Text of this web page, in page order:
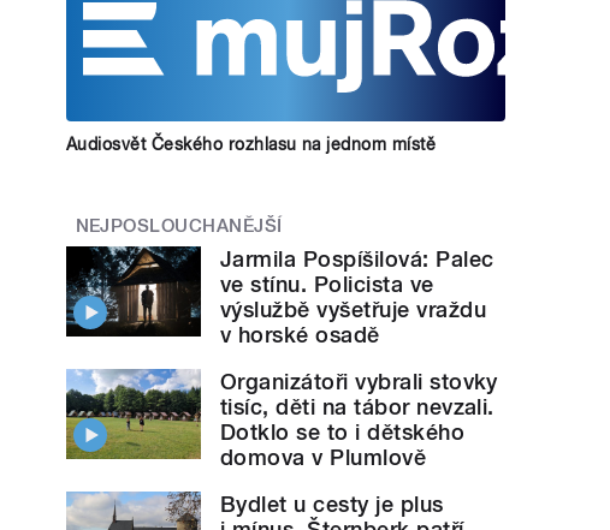
Audiosvět Českého rozhlasu na jednom místě
NEJPOSLOUCHANĚJŠÍ
Jarmila Pospíšilová: Palec
ve stínu. Policista ve
výslužbě vyšetřuje vraždu
v horské osadě
Organizátoři vybrali stovky
tisíc, děti na tábor nevzali.
Dotklo se to i dětského
domova v Plumlově
Bydlet u cesty je plus